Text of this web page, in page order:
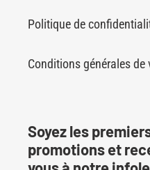
Politique de
Conditions générales
Soyez les
promotions et